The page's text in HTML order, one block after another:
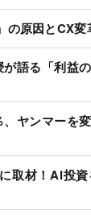
原因とCX変
語る「利益
ヤンマーを
取材！AI投